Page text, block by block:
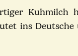
Kuhmilch
ins Deutsche